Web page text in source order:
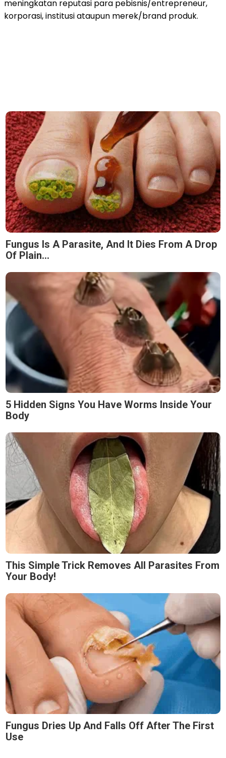
meningkatan reputasi para pebisnis/entrepreneur,
korporasi, institusi ataupun merek/brand produk.
Fungus Is A Parasite, And It Dies From A Drop
Of Plain...
5 Hidden Signs You Have Worms Inside Your
Body
This Simple Trick Removes All Parasites From
Your Body!
Fungus Dries Up And Falls Off After The First
Use